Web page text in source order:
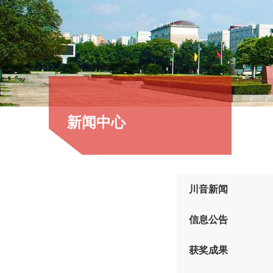
新闻中心
川音新闻
信息公告
获奖成果